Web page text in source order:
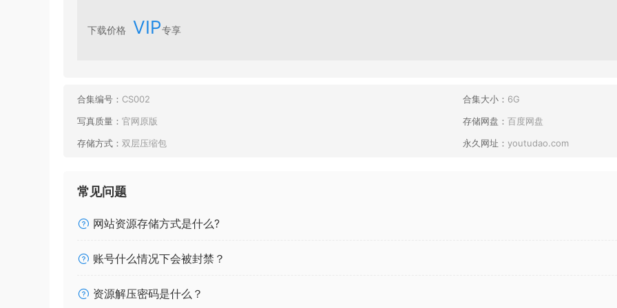
下载价格 VIP专享
合集编号： CS002 合集大小： 6G
写真质量： 官网原版 存储网盘： 百度网盘
存储方式： 双层压缩包 永久网址： youtudao.com
常见问题
网站资源存储方式是什么?
账号什么情况下会被封禁？
资源解压密码是什么？